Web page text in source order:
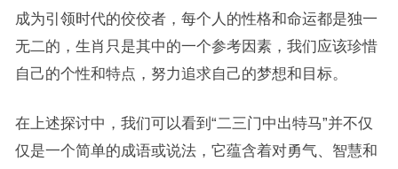
成为引领时代的佼佼者，每个人的性格和命运都是独一
无二的，生肖只是其中的一个参考因素，我们应该珍惜
自己的个性和特点，努力追求自己的梦想和目标。
在上述探讨中，我们可以看到“二三门中出特马”并不仅
仅是一个简单的成语或说法，它蕴含着对勇气、智慧和